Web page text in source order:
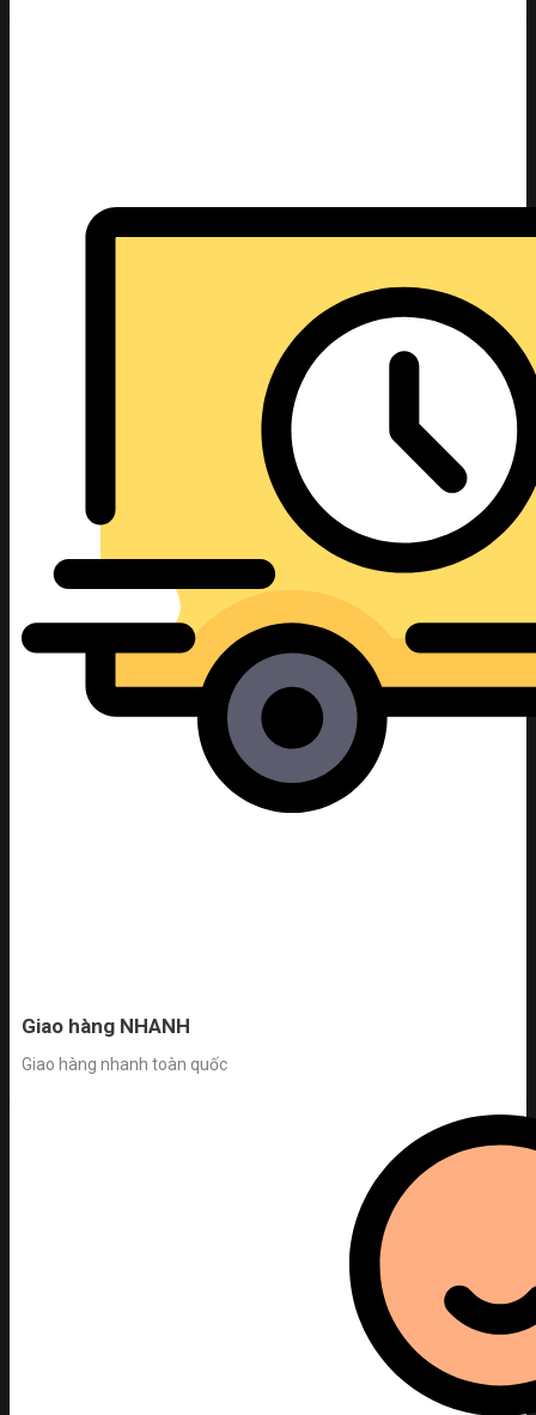
Giao hàng NHANH
Giao hàng nhanh toàn quốc